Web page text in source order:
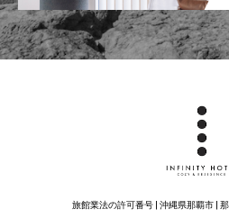
旅館業法の許可番号 | 沖縄県那覇市 |